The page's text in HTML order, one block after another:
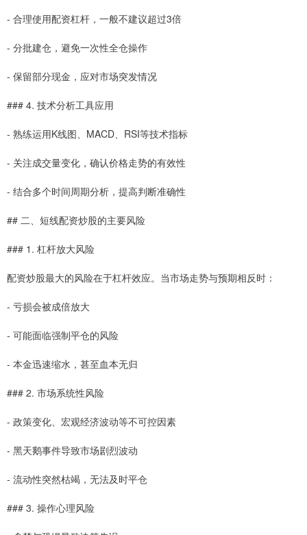
- 合理使用配资杠杆，一般不建议超过3倍
- 分批建仓，避免一次性全仓操作
- 保留部分现金，应对市场突发情况
### 4. 技术分析工具应用
- 熟练运用K线图、MACD、RSI等技术指标
- 关注成交量变化，确认价格走势的有效性
- 结合多个时间周期分析，提高判断准确性
## 二、短线配资炒股的主要风险
### 1. 杠杆放大风险
配资炒股最大的风险在于杠杆效应。当市场走势与预期相反时：
- 亏损会被成倍放大
- 可能面临强制平仓的风险
- 本金迅速缩水，甚至血本无归
### 2. 市场系统性风险
- 政策变化、宏观经济波动等不可控因素
- 黑天鹅事件导致市场剧烈波动
- 流动性突然枯竭，无法及时平仓
### 3. 操作心理风险